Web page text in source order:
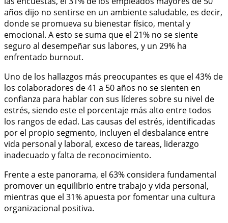
años dijo no sentirse en un ambiente saludable, es decir,
donde se promueva su bienestar físico, mental y
emocional. A esto se suma que el 21% no se siente
seguro al desempeñar sus labores, y un 29% ha
enfrentado burnout.
Uno de los hallazgos más preocupantes es que el 43% de
los colaboradores de 41 a 50 años no se sienten en
confianza para hablar con sus líderes sobre su nivel de
estrés, siendo este el porcentaje más alto entre todos
los rangos de edad. Las causas del estrés, identificadas
por el propio segmento, incluyen el desbalance entre
vida personal y laboral, exceso de tareas, liderazgo
inadecuado y falta de reconocimiento.
Frente a este panorama, el 63% considera fundamental
promover un equilibrio entre trabajo y vida personal,
mientras que el 31% apuesta por fomentar una cultura
organizacional positiva.